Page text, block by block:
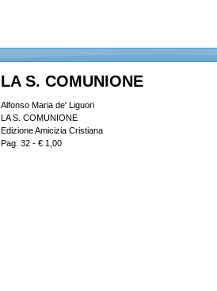
LA S. COMUNIONE
Alfonso Maria de' Liguori
LA S. COMUNIONE
Edizione Amicizia Cristiana
Pag. 32 - € 1,00